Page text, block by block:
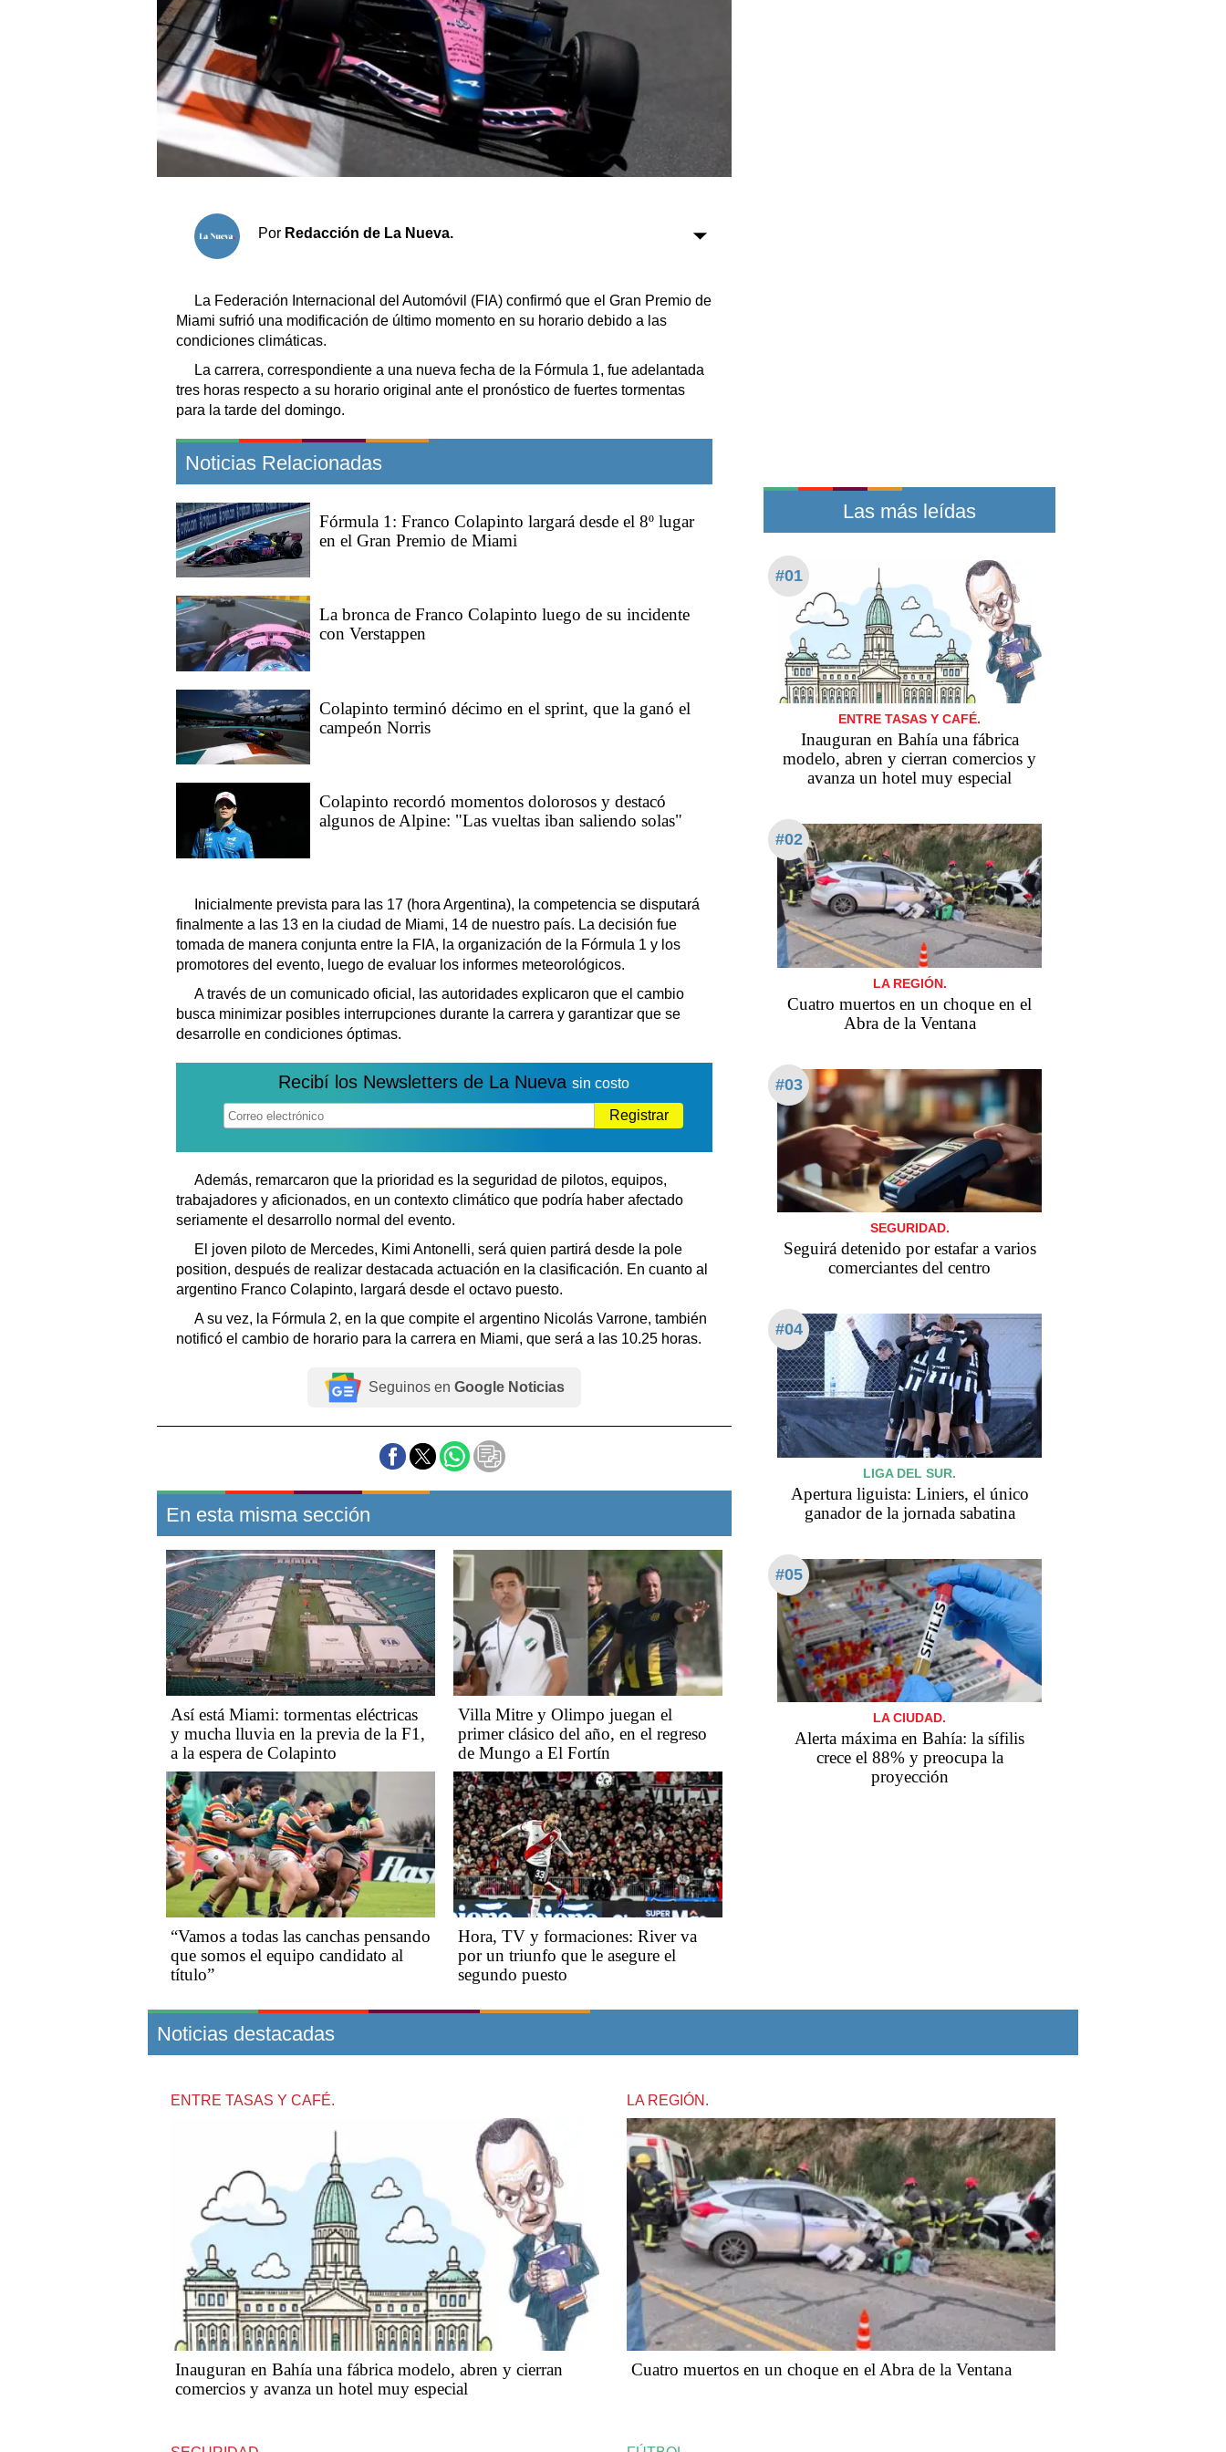
Sociedad y tiempo libre
Sociedad
Tecnología
Turismo
Salud
Es viral
El tiempo
Fúnebres
Horóscopo
Suplementos
Transportes
Loterías
Fúnebres
Edictos
Por Redacción de La Nueva.
La Federación Internacional del Automóvil (FIA) confirmó que el Gran Premio de
Miami sufrió una modificación de último momento en su horario debido a las
condiciones climáticas.
La carrera, correspondiente a una nueva fecha de la Fórmula 1, fue adelantada
tres horas respecto a su horario original ante el pronóstico de fuertes tormentas
para la tarde del domingo.
Noticias Relacionadas
Fórmula 1: Franco Colapinto largará desde el 8º lugar
en el Gran Premio de Miami
La bronca de Franco Colapinto luego de su incidente
con Verstappen
Colapinto terminó décimo en el sprint, que la ganó el
campeón Norris
Colapinto recordó momentos dolorosos y destacó
algunos de Alpine: "Las vueltas iban saliendo solas"
Inicialmente prevista para las 17 (hora Argentina), la competencia se disputará
finalmente a las 13 en la ciudad de Miami, 14 de nuestro país. La decisión fue
tomada de manera conjunta entre la FIA, la organización de la Fórmula 1 y los
promotores del evento, luego de evaluar los informes meteorológicos.
A través de un comunicado oficial, las autoridades explicaron que el cambio
busca minimizar posibles interrupciones durante la carrera y garantizar que se
desarrolle en condiciones óptimas.
Recibí los Newsletters de La Nueva sin costo
Registrar
Además, remarcaron que la prioridad es la seguridad de pilotos, equipos,
trabajadores y aficionados, en un contexto climático que podría haber afectado
seriamente el desarrollo normal del evento.
El joven piloto de Mercedes, Kimi Antonelli, será quien partirá desde la pole
position, después de realizar destacada actuación en la clasificación. En cuanto al
argentino Franco Colapinto, largará desde el octavo puesto.
A su vez, la Fórmula 2, en la que compite el argentino Nicolás Varrone, también
notificó el cambio de horario para la carrera en Miami, que será a las 10.25 horas.
Seguinos en Google Noticias
En esta misma sección
Así está Miami: tormentas eléctricas
y mucha lluvia en la previa de la F1,
a la espera de Colapinto
Villa Mitre y Olimpo juegan el
primer clásico del año, en el regreso
de Mungo a El Fortín
“Vamos a todas las canchas pensando
que somos el equipo candidato al
título”
Hora, TV y formaciones: River va
por un triunfo que le asegure el
segundo puesto
Las más leídas
#01
ENTRE TASAS Y CAFÉ.
Inauguran en Bahía una fábrica
modelo, abren y cierran comercios y
avanza un hotel muy especial
#02
LA REGIÓN.
Cuatro muertos en un choque en el
Abra de la Ventana
#03
SEGURIDAD.
Seguirá detenido por estafar a varios
comerciantes del centro
#04
LIGA DEL SUR.
Apertura liguista: Liniers, el único
ganador de la jornada sabatina
#05
LA CIUDAD.
Alerta máxima en Bahía: la sífilis
crece el 88% y preocupa la
proyección
Noticias destacadas
ENTRE TASAS Y CAFÉ.
Inauguran en Bahía una fábrica modelo, abren y cierran
comercios y avanza un hotel muy especial
LA REGIÓN.
Cuatro muertos en un choque en el Abra de la Ventana